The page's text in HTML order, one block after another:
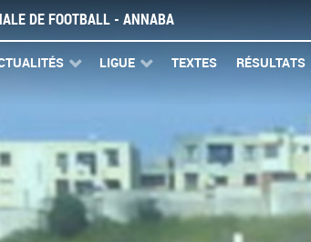
DE FOOTBALL - ANNABA
LIGUE TEXTES RÉSULTATS